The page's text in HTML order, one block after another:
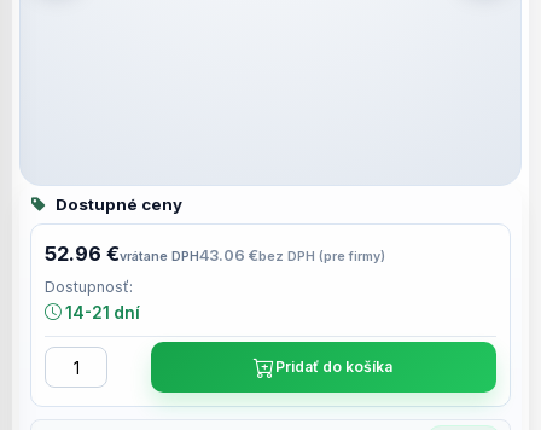
Dostupné ceny
52.96 €vrátane DPH43.06 €bez DPH (pre firmy)
Dostupnosť:
14-21 dní
Pridať do košíka